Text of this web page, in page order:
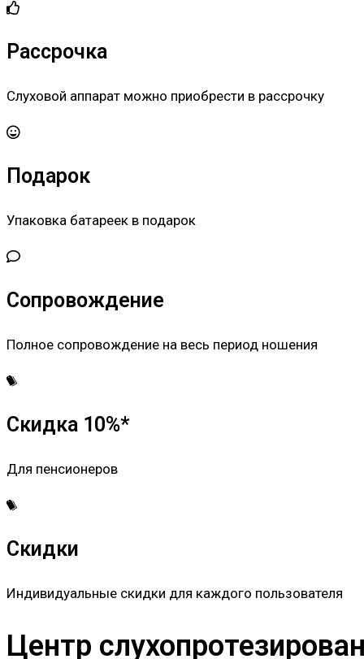
Рассрочка
Слуховой аппарат можно приобрести в рассрочку
Подарок
Упаковка батареек в подарок
Сопровождение
Полное сопровождение на весь период ношения
Скидка 10%*
Для пенсионеров
Скидки
Индивидуальные скидки для каждого пользователя
Центр